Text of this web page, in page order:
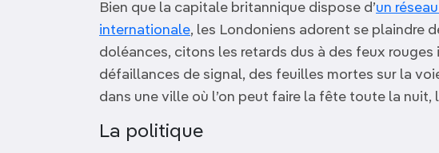
Bien que la capitale britannique dispose d’un
internationale, les Londoniens adorent se plaindre
doléances, citons les retards dus à des feux
défaillances de signal, des feuilles mortes sur la
dans une ville où l’on peut faire la fête toute la
La politique